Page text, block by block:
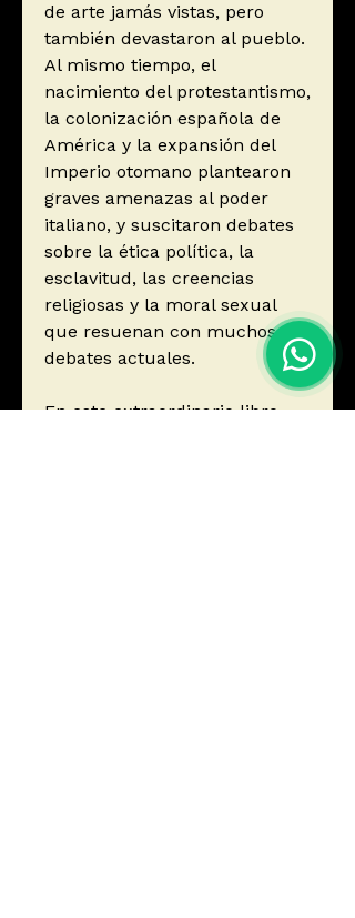
de arte jamás vistas, pero
también devastaron al pueblo.
Al mismo tiempo, el
nacimiento del protestantismo,
la colonización española de
América y la expansión del
Imperio otomano plantearon
graves amenazas al poder
italiano, y suscitaron debates
sobre la ética política, la
esclavitud, las creencias
religiosas y la moral sexual
que resuenan con muchos
debates actuales.
En este extraordinario libro,